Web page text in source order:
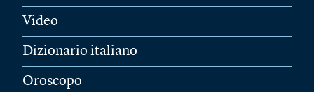
Video
Dizionario italiano
Oroscopo